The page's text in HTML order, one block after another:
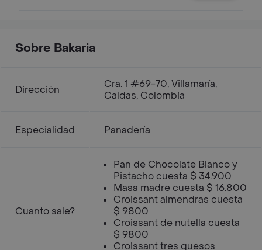
Sobre Bakaria
Dirección
Cra. 1 #69-70, Villamaría,
Caldas, Colombia
Especialidad Panadería
Cuanto sale?
Pan de Chocolate Blanco y
Pistacho cuesta $ 34.900
Masa madre cuesta $ 16.800
Croissant almendras cuesta
$ 9800
Croissant de nutella cuesta
$ 9800
Croissant tres quesos